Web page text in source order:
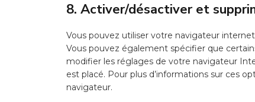
8. Activer/désactiver et
Vous pouvez utiliser votre navigateur
Vous pouvez également spécifier que
modifier les réglages de votre navigateur
est placé. Pour plus d’informations sur ces
navigateur.